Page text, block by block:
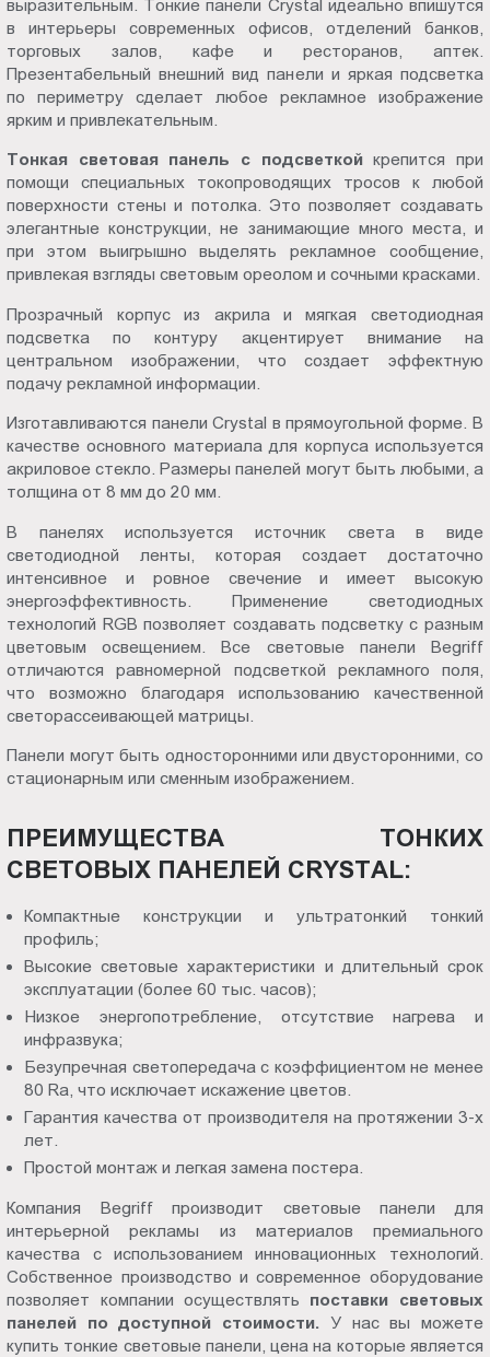
выразительным. Тонкие панели Crystal идеально впишутся
в интерьеры современных офисов, отделений банков,
торговых залов, кафе и ресторанов, аптек.
Презентабельный внешний вид панели и яркая подсветка
по периметру сделает любое рекламное изображение
ярким и привлекательным.
Тонкая световая панель с подсветкойкрепится при
помощи специальных токопроводящих тросов к любой
поверхности стены и потолка. Это позволяет создавать
элегантные конструкции, не занимающие много места, и
при этом выигрышно выделять рекламное сообщение,
привлекая взгляды световым ореолом и сочными красками.
Прозрачный корпус из акрила и мягкая светодиодная
подсветка по контуру акцентирует внимание на
центральном изображении, что создает эффектную
подачу рекламной информации.
Изготавливаются панели Crystal в прямоугольной форме. В
качестве основного материала для корпуса используется
акриловое стекло. Размеры панелей могут быть любыми, а
толщина от 8 мм до 20 мм.
В панелях используется источник света в виде
светодиодной ленты, которая создает достаточно
интенсивное и ровное свечение и имеет высокую
энергоэффективность. Применение светодиодных
технологий RGB позволяет создавать подсветку с разным
цветовым освещением. Все световые панели Begriff
отличаются равномерной подсветкой рекламного поля,
что возможно благодаря использованию качественной
светорассеивающей матрицы.
Панели могут быть односторонними или двусторонними, со
стационарным или сменным изображением.
ПРЕИМУЩЕСТВА ТОНКИХ
СВЕТОВЫХ ПАНЕЛЕЙ CRYSTAL:
Компактные конструкции и ультратонкий тонкий
профиль;
Высокие световые характеристики и длительный срок
эксплуатации (более 60 тыс. часов);
Низкое энергопотребление, отсутствие нагрева и
инфразвука;
Безупречная светопередача с коэффициентом не менее
80 Ra, что исключает искажение цветов.
Гарантия качества от производителя на протяжении 3-х
лет.
Простой монтаж и легкая замена постера.
Компания Begriff производит световые панели для
интерьерной рекламы из материалов премиального
качества с использованием инновационных технологий.
Собственное производство и современное оборудование
позволяет компании осуществлять поставки световых
панелей
по доступной стоимости. У нас вы можете
купить тонкие световые панели, цена на которые является
Пт.:
9.00-
18.00
Сб.,
Вс.:
выходной